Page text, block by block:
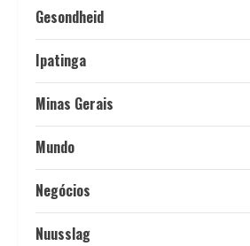
Gesondheid
Ipatinga
Minas Gerais
Mundo
Negócios
Nuusslag